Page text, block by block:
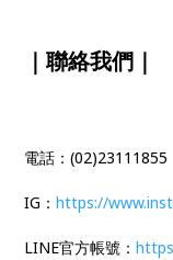
｜聯絡我們｜
電話：(02)23111855
IG：https://
LINE官方帳號：